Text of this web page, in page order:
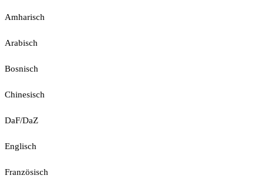
Amharisch
Arabisch
Bosnisch
Chinesisch
DaF/DaZ
Englisch
Französisch